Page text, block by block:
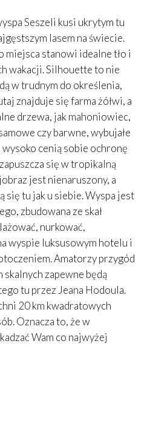
Seszeli kusi ukrytym tu
lasem na świecie.
miejsca stanowi idealne tło i
wakacji. Silhouette to nie
w trudnym do określenia,
znajduje się farma żółwi, a
drzewa, jak mahoniowiec,
czy barwne, wybujałe
cenią sobie ochronę
się w tropikalną
jest nienaruszony, a
się tu jak u siebie. Wyspa jest
zbudowana ze skał
nurkować,
wyspie luksusowym hotelu i
Amatorzy przygód
zapewne będą
tu przez Jeana Hodoula.
20 km kwadratowych
Oznacza to, że w
Wam co najwyżej